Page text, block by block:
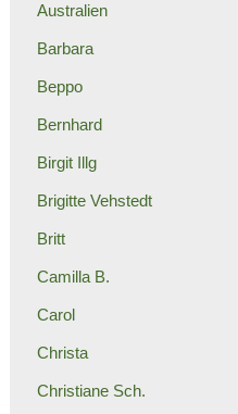
Australien
Barbara
Beppo
Bernhard
Birgit Illg
Brigitte Vehstedt
Britt
Camilla B.
Carol
Christa
Christiane Sch.